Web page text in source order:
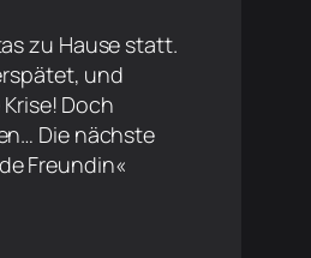
zu Hause statt.
und
Doch
Die nächste
Freundin«